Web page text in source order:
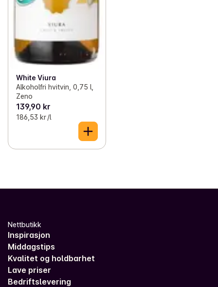
White Viura
Alkoholfri hvitvin, 0,75 l,
Zeno
139,90 kr
186,53 kr /l
Nettbutikk
Inspirasjon
Middagstips
Kvalitet og holdbarhet
Lave priser
Bedriftslevering